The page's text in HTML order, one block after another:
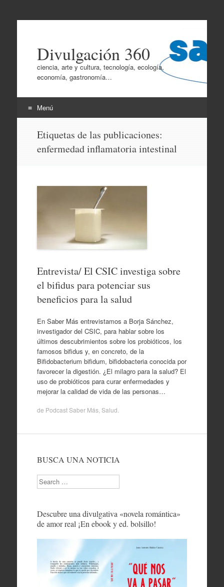
Divulgación 360
ciencia, arte y cultura, tecnología, ecología,
economía, gastronomía…
Menú
contenido
Etiquetas de las publicaciones:
enfermedad inflamatoria intestinal
Entrevista/ El CSIC investiga sobre
el bifidus para potenciar sus
beneficios para la salud
En Saber Más entrevistamos a Borja Sánchez,
investigador del CSIC, para hablar sobre los
últimos descubrimientos sobre los probióticos, los
famosos bifidus y, en concreto, de la
Bifidobacterium bifidum, bifidobacteria conocida por
favorecer la digestión. ¿El milagro para la salud? El
uso de probióticos para curar enfermedades y
mejorar la calidad de vida de las personas…
de Podcast Saber Más, Salud
BUSCA UNA NOTICIA
Search
Descubre una divulgativa «novela romántica»
de amor real ¡En ebook y ed. bolsillo!